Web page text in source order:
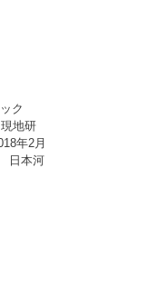
ック
地研
2月
日本河